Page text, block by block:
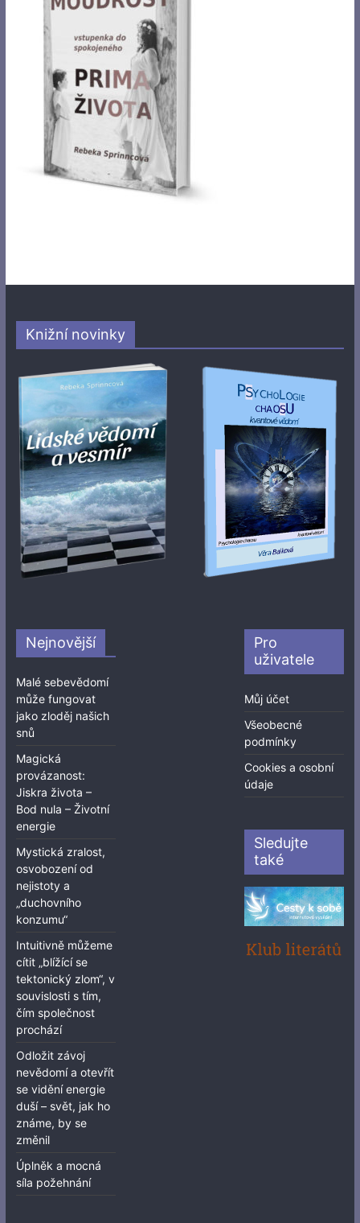
Knižní novinky
Nejnovější
Malé sebevědomí
může fungovat
jako zloděj našich
snů
Magická
provázanost:
Jiskra života –
Bod nula – Životní
energie
Mystická zralost,
osvobození od
nejistoty a
„duchovního
konzumu“
Intuitivně můžeme
cítit „blížící se
tektonický zlom“, v
souvislosti s tím,
čím společnost
prochází
Odložit závoj
nevědomí a otevřít
se vidění energie
duší – svět, jak ho
známe, by se
změnil
Úplněk a mocná
síla požehnání
Pro
uživatele
Můj účet
Všeobecné
podmínky
Cookies a osobní
údaje
Sledujte
také